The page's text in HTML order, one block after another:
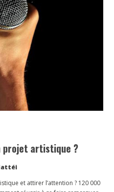
projet artistique ?
et attirer l’attention ? 120 000